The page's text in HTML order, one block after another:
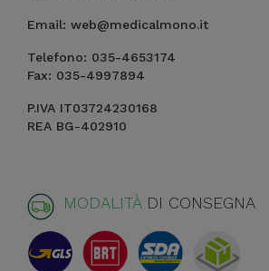
Email: web@medicalmono.it
Telefono: 035-4653174
Fax: 035-4997894
P.IVA IT03724230168
REA BG-402910
MODALITÀ DI CONSEGNA